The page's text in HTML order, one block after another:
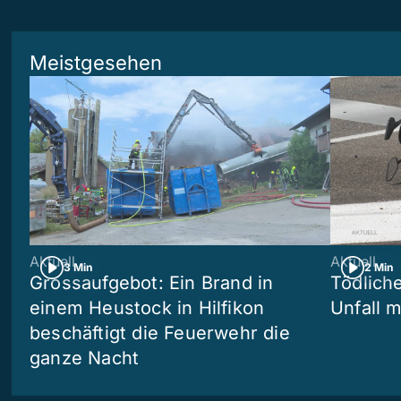
Meistgesehen
3 Min
Aktuell
Grossaufgebot: Ein Brand in
einem Heustock in Hilfikon
beschäftigt die Feuerwehr die
ganze Nacht
2 Min
Aktuell
Unfall